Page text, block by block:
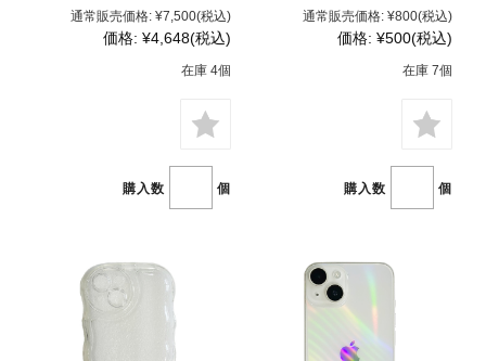
通常販売価格: ¥7,500(税込)
価格: ¥4,648(税込)
在庫 4個
購入数 個
通常販売価格: ¥800(税込)
価格: ¥500(税込)
在庫 7個
購入数 個